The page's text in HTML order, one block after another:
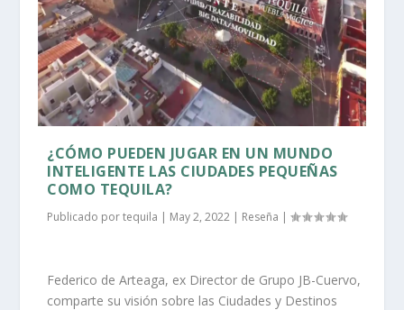
¿CÓMO PUEDEN JUGAR EN UN MUNDO
INTELIGENTE LAS CIUDADES PEQUEÑAS
COMO TEQUILA?
Publicado portequila | May 2, 2022 | Reseña |
Federico de Arteaga, ex Director de Grupo JB-Cuervo,
comparte su visión sobre las Ciudades y Destinos